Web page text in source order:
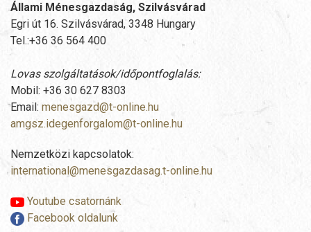
Állami Ménesgazdaság, Szilvásvárad
Egri út 16. Szilvásvárad, 3348 Hungary
Tel.:+36 36 564 400
Lovas szolgáltatások/időpontfoglalás:
Mobil: +36 30 627 8303
Email: menesgazd@t-online.hu
amgsz.idegenforgalom@t-online.hu
Nemzetközi kapcsolatok:
international@menesgazdasag.t-online.hu
Youtube csatornánk
Facebook oldalunk